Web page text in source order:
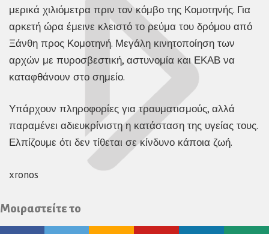
μερικά χιλιόμετρα πριν τον κόμβο της Κομοτηνής. Για
αρκετή ώρα έμεινε κλειστό το ρεύμα του δρόμου από
Ξάνθη προς Κομοτηνή. Μεγάλη κινητοποίηση των
αρχών με πυροσβεστική, αστυνομία και ΕΚΑΒ να
καταφθάνουν στο σημείο.
Υπάρχουν πληροφορίες για τραυματισμούς, αλλά
παραμένει αδιευκρίνιστη η κατάσταση της υγείας τους.
Ελπίζουμε ότι δεν τίθεται σε κίνδυνο κάποια ζωή.
xronos
Μοιραστείτε το